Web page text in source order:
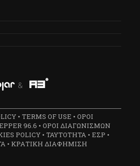
&
• TERMS OF USE • ΟΡΟΙ
96.6 • ΟΡΟΙ ΔΙΑΓΩΝΙΣΜΩΝ
POLICY • ΤΑΥΤΟΤΗΤΑ • ΕΣΡ •
• ΚΡΑΤΙΚΗ ΔΙΑΦΗΜΙΣΗ